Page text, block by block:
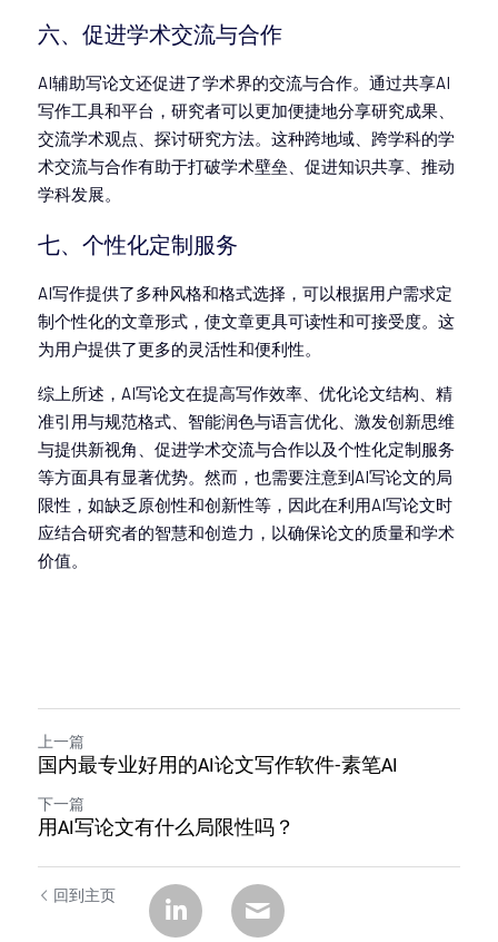
六、促进学术交流与合作
AI辅助写论文还促进了学术界的交流与合作。通过共享AI
写作工具和平台，研究者可以更加便捷地分享研究成果、
交流学术观点、探讨研究方法。这种跨地域、跨学科的学
术交流与合作有助于打破学术壁垒、促进知识共享、推动
学科发展。
七、个性化定制服务
AI写作提供了多种风格和格式选择，可以根据用户需求定
制个性化的文章形式，使文章更具可读性和可接受度。这
为用户提供了更多的灵活性和便利性。
综上所述， AI写论文在提高写作效率、优化论文结构、精
准引用与规范格式、智能润色与语言优化、激发创新思维
与提供新视角、促进学术交流与合作以及个性化定制服务
等方面具有显著优势。然而，也需要注意到AI写论文的局
限性，如缺乏原创性和创新性等，因此在利用AI写论文时
应结合研究者的智慧和创造力，以确保论文的质量和学术
价值。
上一篇
国内最专业好用的AI论文写作软件-素笔AI
下一篇
用AI写论文有什么局限性吗？
回到主页